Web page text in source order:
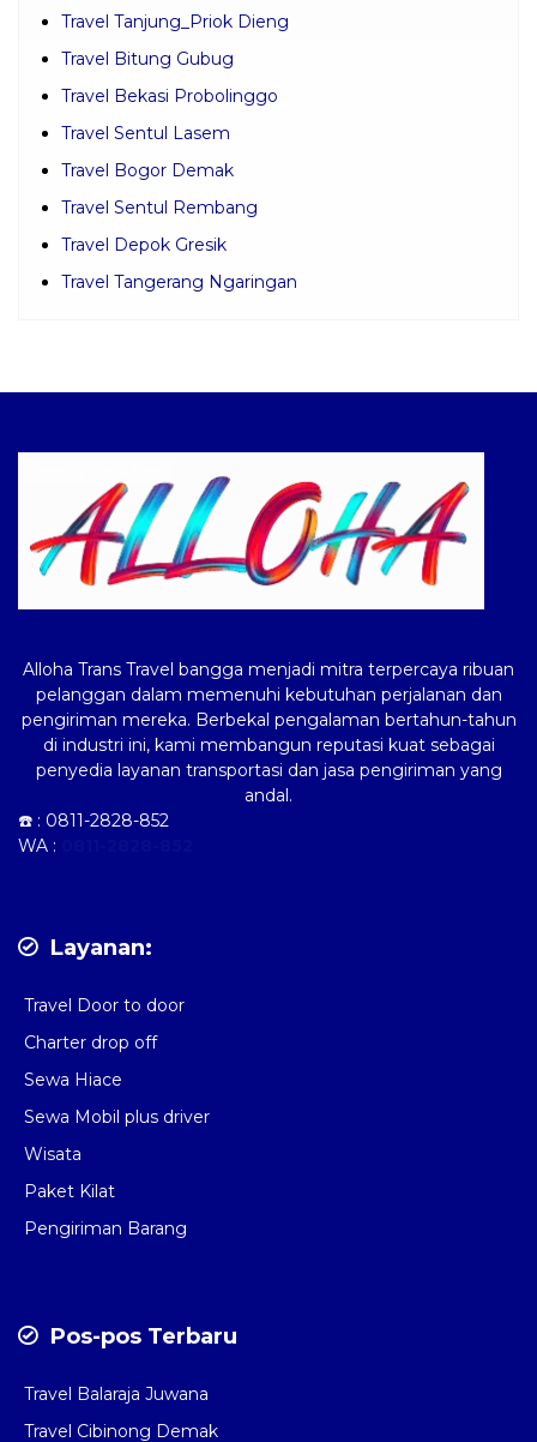
Travel Tanjung_Priok Dieng
Travel Bitung Gubug
Travel Bekasi Probolinggo
Travel Sentul Lasem
Travel Bogor Demak
Travel Sentul Rembang
Travel Depok Gresik
Travel Tangerang Ngaringan
Alloha Trans Travel bangga menjadi mitra terpercaya ribuan
pelanggan dalam memenuhi kebutuhan perjalanan dan
pengiriman mereka. Berbekal pengalaman bertahun-tahun
di industri ini, kami membangun reputasi kuat sebagai
penyedia layanan transportasi dan jasa pengiriman yang
andal.
☎️ : 0811-2828-852
WA :
Layanan:
Travel Door to door
Charter drop off
Sewa Hiace
Sewa Mobil plus driver
Wisata
Paket Kilat
Pengiriman Barang
Pos-pos Terbaru
Travel Balaraja Juwana
Travel Cibinong Demak